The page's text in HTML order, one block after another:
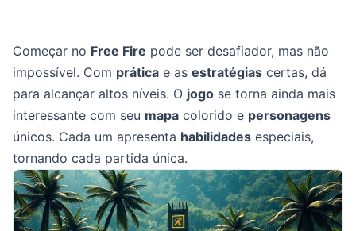
Começar no Free Fire pode ser desafiador, mas não
impossível. Com prática e as estratégias certas, dá
para alcançar altos níveis. O jogo se torna ainda mais
interessante com seu mapa colorido e personagens
únicos. Cada um apresenta habilidades especiais,
tornando cada partida única.